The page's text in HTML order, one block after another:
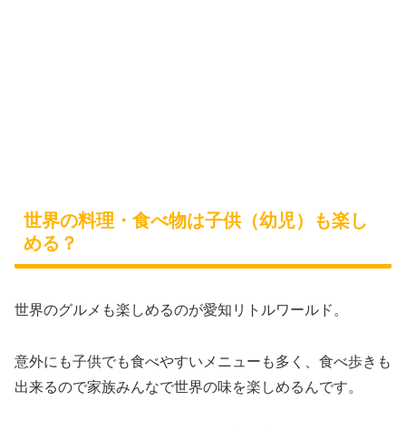
世界の料理・食べ物は子供（幼児）も楽し
める？
世界のグルメも楽しめるのが愛知リトルワールド。
意外にも子供でも食べやすいメニューも多く、食べ歩きも
出来るので家族みんなで世界の味を楽しめるんです。